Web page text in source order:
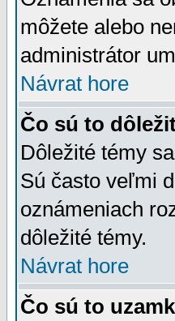
môžete alebo
administrátor
Návrat hore
Čo sú to
Dôležité témy
Sú často veľmi
oznámeniach
dôležité témy.
Návrat hore
Čo sú to